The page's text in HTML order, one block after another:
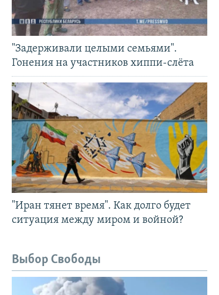
"Задерживали целыми семьями".
Гонения на участников хиппи-слёта
"Иран тянет время". Как долго будет
ситуация между миром и войной?
Выбор Свободы